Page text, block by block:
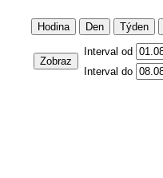
Hodina Den Týden
Zobraz
Interval od
Interval do